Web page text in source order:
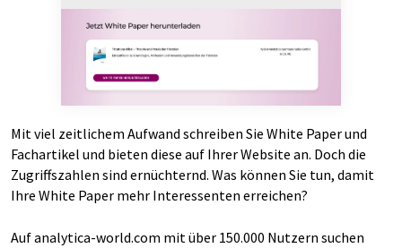
Mit viel zeitlichem Aufwand schreiben Sie White Paper und
Fachartikel und bieten diese auf Ihrer Website an. Doch die
Zugriffszahlen sind ernüchternd. Was können Sie tun, damit
Ihre White Paper mehr Interessenten erreichen?
Auf analytica-world.com mit über 150.000 Nutzern suchen